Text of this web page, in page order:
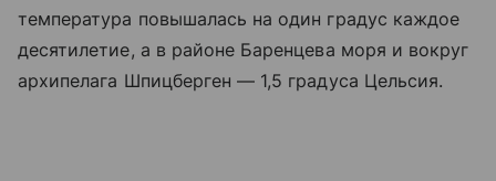
температура повышалась на один градус каждое
десятилетие, а в районе Баренцева моря и вокруг
архипелага Шпицберген — 1,5 градуса Цельсия.